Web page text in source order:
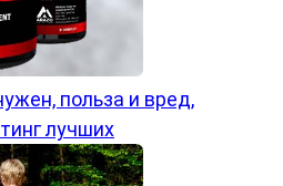
польза и вред,
лучших